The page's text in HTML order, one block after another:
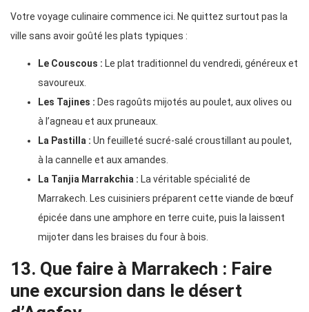
Votre voyage culinaire commence ici. Ne quittez surtout pas la
ville sans avoir goûté les plats typiques :
Le Couscous : Le plat traditionnel du vendredi, généreux et
savoureux.
Les Tajines : Des ragoûts mijotés au poulet, aux olives ou
à l’agneau et aux pruneaux.
La Pastilla : Un feuilleté sucré-salé croustillant au poulet,
à la cannelle et aux amandes.
La Tanjia Marrakchia : La véritable spécialité de
Marrakech. Les cuisiniers préparent cette viande de bœuf
épicée dans une amphore en terre cuite, puis la laissent
mijoter dans les braises du four à bois.
13. Que faire à Marrakech : Faire
une excursion dans le désert